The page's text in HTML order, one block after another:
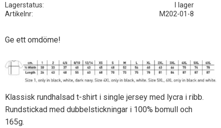
Lagerstatus
I lager
Artikelnr
M202-01-8
Ge ett omdöme!
Klassisk rundhalsad t-shirt i single jersey med lycra i ribb.
Rundstickad med dubbelstickningar i 100% bomull och
165g.